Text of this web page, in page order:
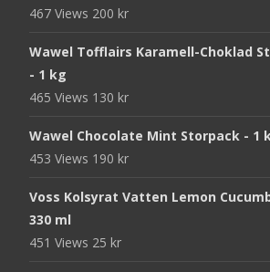
467 Views 200 kr
Wawel Tofflairs Karamell-Choklad
- 1 kg
465 Views 130 kr
Wawel Chocolate Mint Storpack - 1
453 Views 190 kr
Voss Kolsyrat Vatten Lemon
330 ml
451 Views 25 kr